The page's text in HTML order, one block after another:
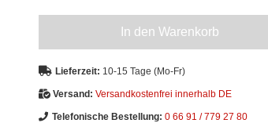
In den Warenkorb
Lieferzeit: 10-15 Tage (Mo-Fr)
Versand: Versandkostenfrei innerhalb DE
Telefonische Bestellung: 0 66 91 / 779 27 80